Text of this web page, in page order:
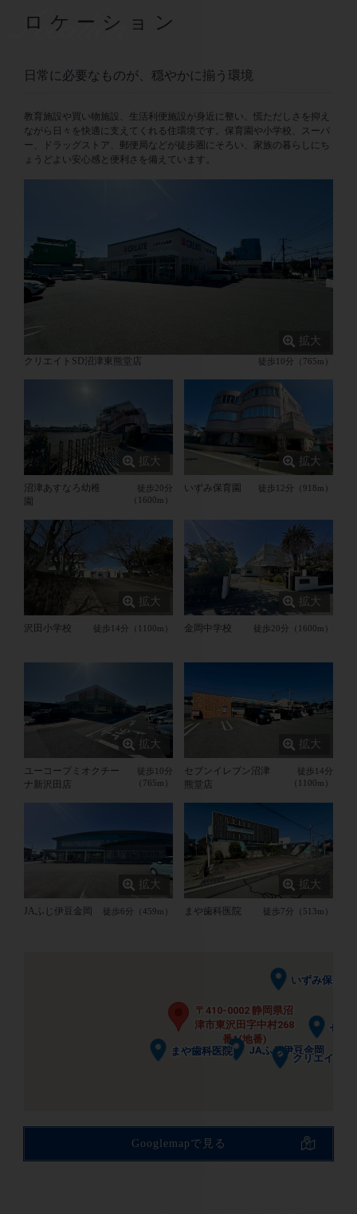
ロケーション
クリエイトSD沼津東熊堂店 徒歩10分（765m）
日常に必要なものが、穏やかに揃う環境
教育施設や買い物施設、生活利便施設が身近に整い、慌ただしさを抑え
ながら日々を快適に支えてくれる住環境です。保育園や小学校、スーパ
ー、ドラッグストア、郵便局などが徒歩圏にそろい、家族の暮らしにち
ょうどよい安心感と便利さを備えています。
沼津あすなろ幼稚
園
徒歩20分
（1600m）
いずみ保育園 徒歩12分（918m）
沢田小学校 徒歩14分（1100m） 金岡中学校 徒歩20分（1600m）
ユーコープミオクチー
ナ新沢田店
徒歩10分
（765m）
セブンイレブン沼津
熊堂店
徒歩14分
（1100m）
JAふじ伊豆金岡 徒歩6分（459m） まや歯科医院 徒歩7分（513m）
〒410-0002 静岡県沼
津市東沢田字中村268
番1(地番)
クリエイト
いずみ保育園
セブ
JAふじ伊豆金岡
まや歯科医院
〒410-0002 静岡県沼
津市東沢田字中村268
番1(地番)
クリエイト
いずみ保育園
セブ
JAふじ伊豆金岡
まや歯科医院
Googlemapで見る